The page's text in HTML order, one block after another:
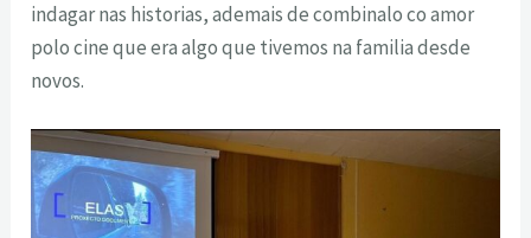
indagar nas historias, ademais de combinalo co amor
polo cine que era algo que tivemos na familia desde
novos.